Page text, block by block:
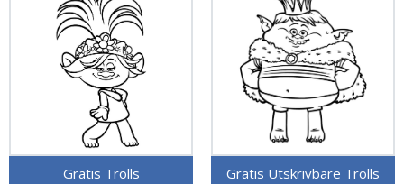
Gratis Trolls Gratis Utskrivbare Trolls